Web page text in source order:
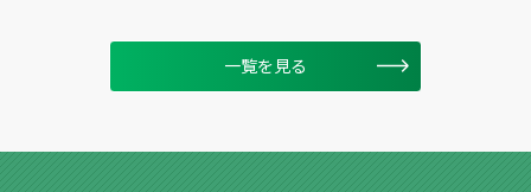
一覧を見る